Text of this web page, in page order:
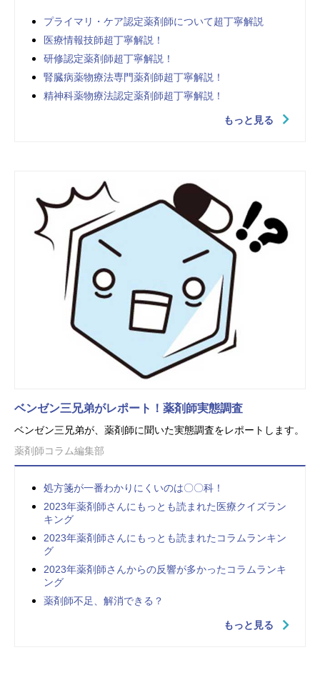
プライマリ・ケア認定薬剤師について超丁寧解説
医療情報技師超丁寧解説！
研修認定薬剤師超丁寧解説！
腎臓病薬物療法専門薬剤師超丁寧解説！
精神科薬物療法認定薬剤師超丁寧解説！
もっと見る
ベンゼン三兄弟がレポート！薬剤師実態調査
ベンゼン三兄弟が、薬剤師に聞いた実態調査をレポートします。
薬剤師コラム編集部
処方箋が一番わかりにくいのは〇〇科！
2023年薬剤師さんにもっとも読まれた医療クイズラン
キング
2023年薬剤師さんにもっとも読まれたコラムランキン
グ
2023年薬剤師さんからの反響が多かったコラムランキ
ング
薬剤師不足、解消できる？
もっと見る